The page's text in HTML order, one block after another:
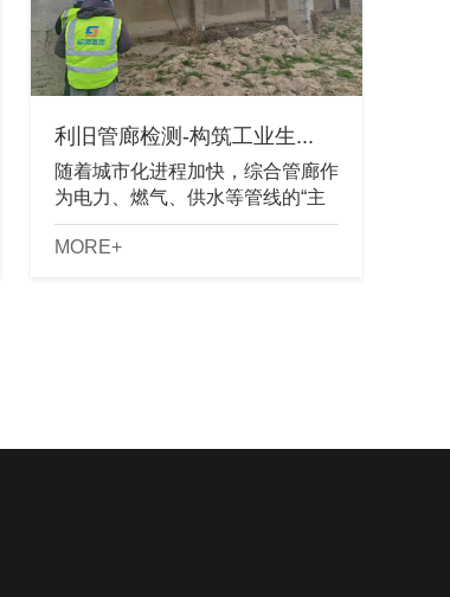
利旧管廊检测-构筑工业生...
随着城市化进程加快，综合管廊作
为电力、燃气、供水等管线的“主
动脉”，其安全运行直接影响城市
韧性。然而，国内大量老旧管廊因
MORE+